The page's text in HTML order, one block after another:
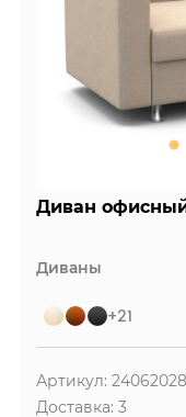
Диван
Диваны
+21
Артикул:
Доставка: 3